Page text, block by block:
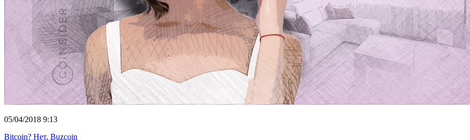
05/04/2018 9:13
Bitcoin? Нет, Buzcoin